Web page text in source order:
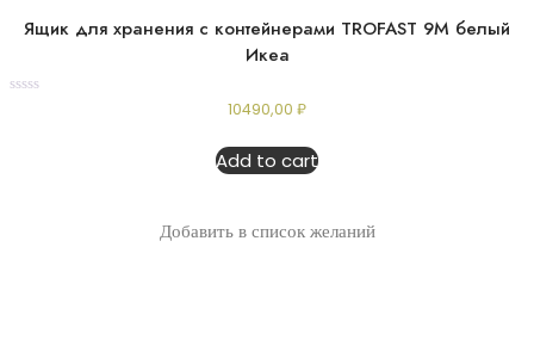
Ящик для хранения с контейнерами TROFAST 9М белый
Икеа
10490,00 ₽
Add to cart
Добавить в список желаний